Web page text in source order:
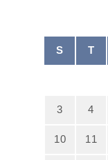
S T
3 4
10 11